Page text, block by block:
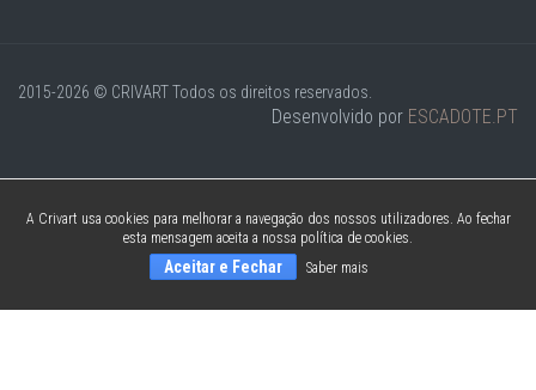
2015-2026 © CRIVARTTodos os direitos reservados.
Desenvolvido por ESCADOTE.PT
A Crivart usa cookies para melhorar a navegação dos nossos utilizadores. Ao fechar
esta mensagem aceita a nossa política de cookies.
Aceitar e Fechar Saber mais